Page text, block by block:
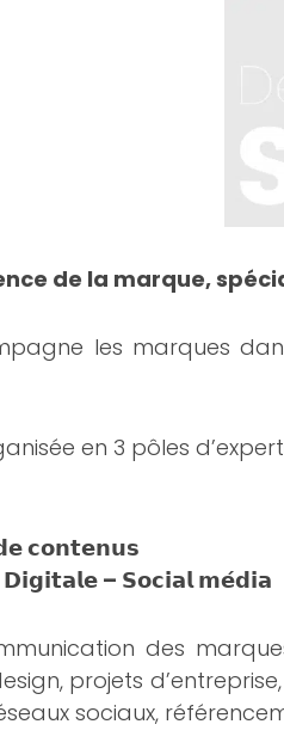
de la marque,
les marques
en 3 pôles
𝗰𝗼𝗻𝘁𝗲𝗻𝘂𝘀
– 𝗦𝗼𝗰𝗶𝗮𝗹 𝗺𝗲́𝗱𝗶𝗮
des
projets
sociaux,